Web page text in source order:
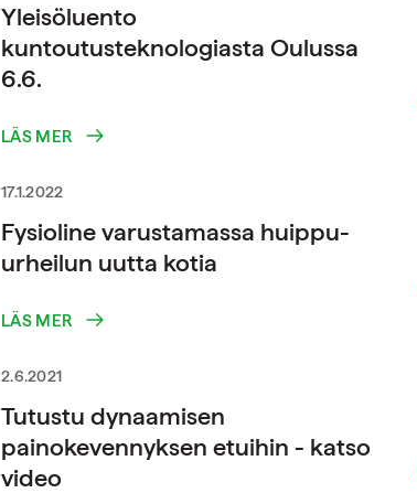
Yleisöluento
kuntoutusteknologiasta Oulussa
6.6.
LÄS MER
17.1.2022
Fysioline varustamassa huippu-
urheilun uutta kotia
LÄS MER
2.6.2021
Tutustu dynaamisen
painokevennyksen etuihin - katso
video